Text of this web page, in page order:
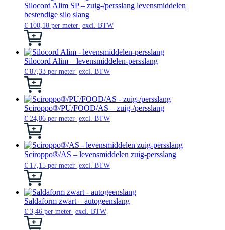
worden
op
de
productpagina
variaties.
Deze
optie
kan
worden
op
de
productpagina
Silocord Alim SP – zuig-/persslang levensmiddelen
bestendige silo slang
€ 100,18 per meter excl. BTW
Dit
heeft
meerdere
variaties.
Deze
kan
gekozen
worden
op
productpagina
Silocord Alim – levensmiddelen-persslang
€ 87,33 per meter excl. BTW
Dit
heeft
meerdere
variaties.
Deze
kan
gekozen
worden
op
productpagina
Sciroppo®/PU/FOOD/AS – zuig-/persslang
€ 24,86 per meter excl. BTW
Dit
heeft
meerdere
variaties.
Deze
kan
gekozen
worden
op
Sciroppo®/AS – levensmiddelen zuig-persslang
€ 17,15 per meter excl. BTW
Dit
heeft
meerdere
variaties.
Deze
Saldaform zwart – autogeenslang
€ 3,46 per meter excl. BTW
Dit